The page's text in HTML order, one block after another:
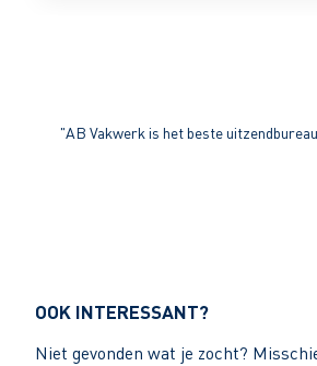
"AB Vakwerk is het beste
OOK INTERESSANT?
Niet gevonden wat je zocht?